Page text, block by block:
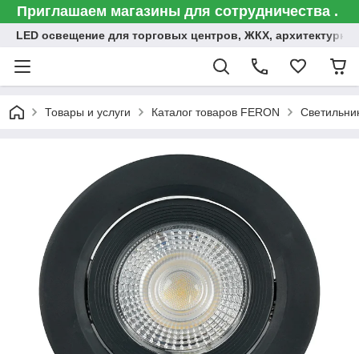
Приглашаем магазины для сотрудничества .
LED освещение для торговых центров, ЖКХ,
Товары и услуги Каталог товаров FERON